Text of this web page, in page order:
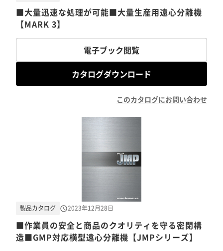
■大量迅速な処理が可能■大量生産用遠心分離機
【MARK 3】
電子ブック閲覧
カタログダウンロード
このカタログにお問い合わせ
■作業員の安全と商品のクオリティを守る密閉構
造■GMP対応横型遠心分離機【JMPシリーズ】
製品カタログ 2023年12月28日